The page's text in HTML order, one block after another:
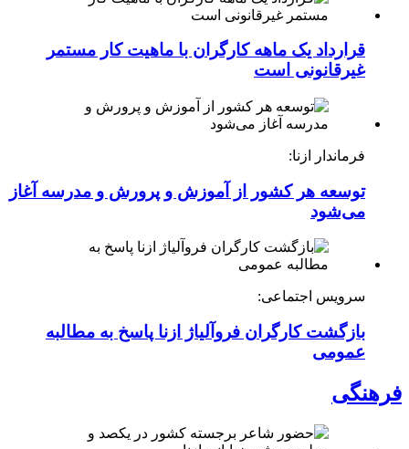
قرارداد یک ماهه کارگران با ماهیت کار مستمر
غیرقانونی است
فرماندار ازنا:
توسعه هر کشور از آموزش و پرورش و مدرسه آغاز
می‌شود
سرویس اجتماعی:
بازگشت کارگران فروآلیاژ ازنا پاسخ به مطالبه
عمومی
فرهنگی